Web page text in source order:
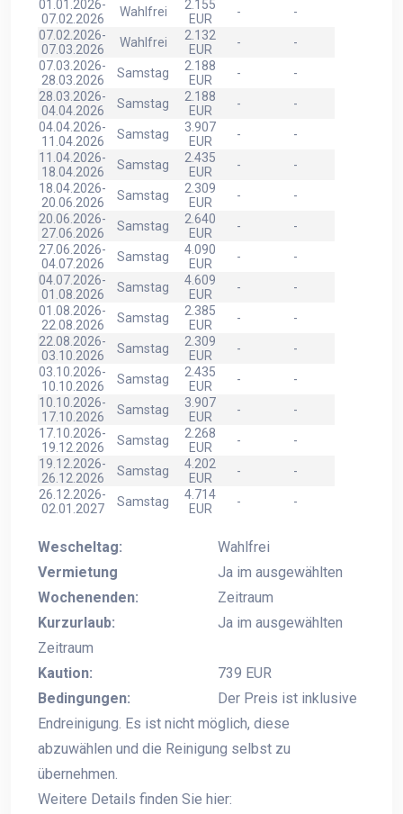
01.01.2026-
07.02.2026
Wahlfrei
2.155
EUR
-
-
07.02.2026-
07.03.2026
Wahlfrei
2.132
EUR
-
-
07.03.2026-
28.03.2026
Samstag
2.188
EUR
-
-
28.03.2026-
04.04.2026
Samstag
2.188
EUR
-
-
04.04.2026-
11.04.2026
Samstag
3.907
EUR
-
-
11.04.2026-
18.04.2026
Samstag
2.435
EUR
-
-
18.04.2026-
20.06.2026
Samstag
2.309
EUR
-
-
20.06.2026-
27.06.2026
Samstag
2.640
EUR
-
-
27.06.2026-
04.07.2026
Samstag
4.090
EUR
-
-
04.07.2026-
01.08.2026
Samstag
4.609
EUR
-
-
01.08.2026-
22.08.2026
Samstag
2.385
EUR
-
-
22.08.2026-
03.10.2026
Samstag
2.309
EUR
-
-
03.10.2026-
10.10.2026
Samstag
2.435
EUR
-
-
10.10.2026-
17.10.2026
Samstag
3.907
EUR
-
-
17.10.2026-
19.12.2026
Samstag
2.268
EUR
-
-
19.12.2026-
26.12.2026
Samstag
4.202
EUR
-
-
26.12.2026-
02.01.2027
Samstag
4.714
EUR
- -
Wescheltag:
Wahlfrei
Vermietung
Wochenenden:
Ja im ausgewählten
Zeitraum
Kurzurlaub:
Ja im ausgewählten
Zeitraum
Kaution:
739 EUR
Bedingungen:
Der Preis ist inklusive
Endreinigung. Es ist nicht möglich, diese
abzuwählen und die Reinigung selbst zu
übernehmen.
Weitere Details finden Sie hier: